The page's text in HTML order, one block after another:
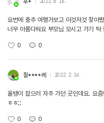
요번에 충주 여행가보고 이것저것 찾아
너무 아름다워요 부모님 모시고 가기 딱
0 0
칠****레 2022. 2. 16.
올뱅이 잡으러 자주 가던 곳인데요. 요
ㅎㅎ;;
0 0